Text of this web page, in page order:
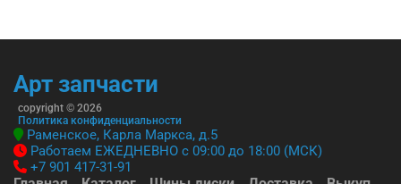
--> -->
Арт запчасти
copyright © 2026
Политика конфиденциальности
Раменское, Карла Маркса, д.5
Работаем ЕЖЕДНЕВНО с 09:00 до 18:00 (МСК)
+7 901 417-31-91